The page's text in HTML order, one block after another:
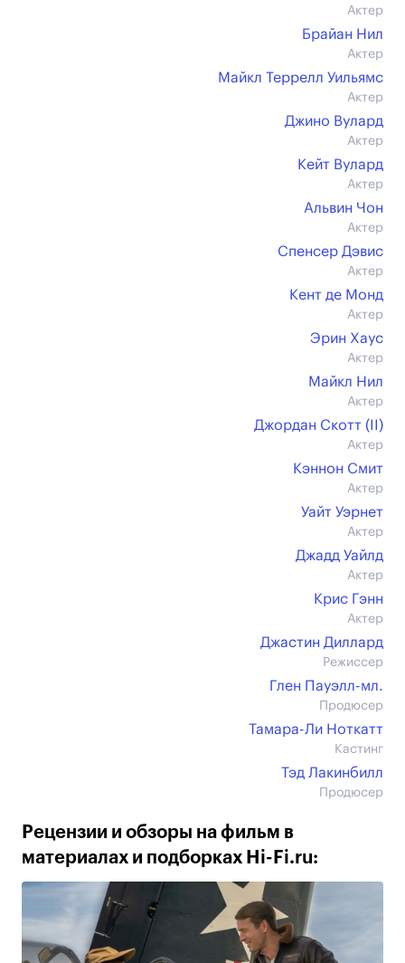
Актер
Брайан Нил
Актер
Майкл Террелл Уильямс
Актер
Джино Вулард
Актер
Кейт Вулард
Актер
Альвин Чон
Актер
Спенсер Дэвис
Актер
Кент де Монд
Актер
Эрин Хаус
Актер
Майкл Нил
Актер
Джордан Скотт (II)
Актер
Кэннон Смит
Актер
Уайт Уэрнет
Актер
Джадд Уайлд
Актер
Крис Гэнн
Актер
Джастин Диллард
Режиссер
Глен Пауэлл-мл.
Продюсер
Тамара-Ли Ноткатт
Кастинг
Тэд Лакинбилл
Продюсер
Рецензии и обзоры на фильм в
материалах и подборках Hi-Fi.ru: